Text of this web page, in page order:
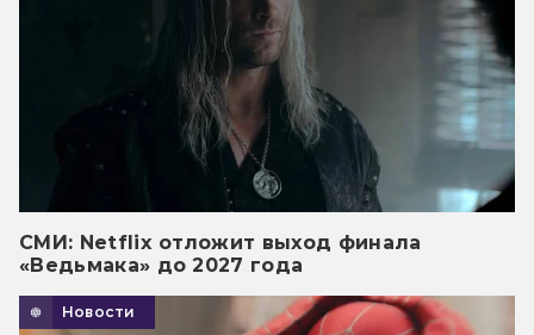
СМИ: Netflix отложит выход финала
«Ведьмака» до 2027 года
Новости